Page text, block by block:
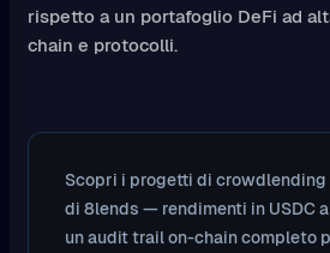
rispetto a un portafoglio DeFi ad
chain e protocolli.
Scopri i progetti di
di 8lends — rendimenti in USDC
un audit trail on-chain completo